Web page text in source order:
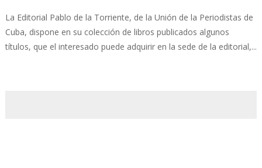
La Editorial Pablo de la Torriente, de la Unión de la Periodistas de
Cuba, dispone en su colección de libros publicados algunos
títulos, que el interesado puede adquirir en la sede de la editorial,...